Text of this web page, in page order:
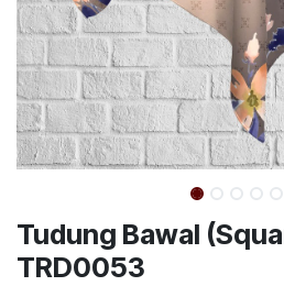
Tudung Bawal
TRD0053